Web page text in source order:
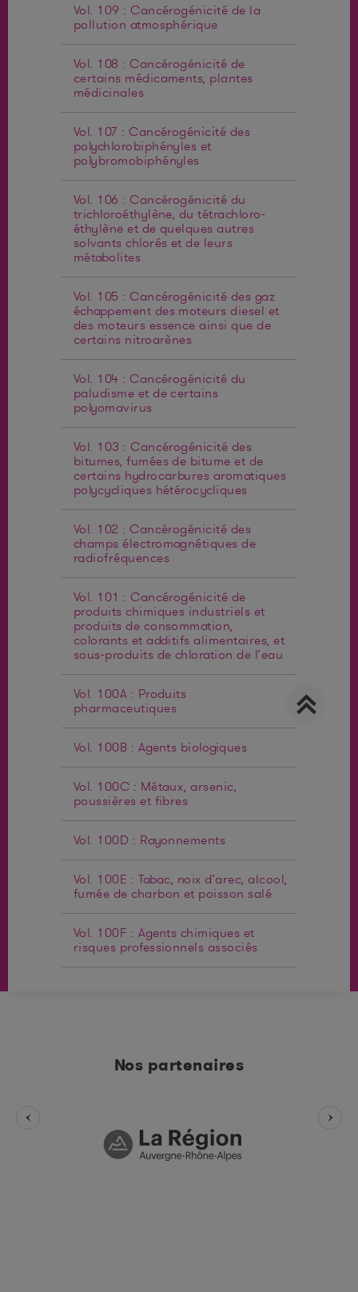
Vol. 109 : Cancérogénicité de la
pollution atmosphérique
Vol. 108 : Cancérogénicité de
certains médicaments, plantes
médicinales
Vol. 107 : Cancérogénicité des
polychlorobiphényles et
polybromobiphényles
Vol. 106 : Cancérogénicité du
trichloroéthylène, du tétrachloro-
éthylène et de quelques autres
solvants chlorés et de leurs
métabolites
Vol. 105 : Cancérogénicité des gaz
échappement des moteurs diesel et
des moteurs essence ainsi que de
certains nitroarènes
Vol. 104 : Cancérogénicité du
paludisme et de certains
polyomavirus
Vol. 103 : Cancérogénicité des
bitumes, fumées de bitume et de
certains hydrocarbures aromatiques
polycycliques hétérocycliques
Vol. 102 : Cancérogénicité des
champs électromagnétiques de
radiofréquences
Vol. 101 : Cancérogénicité de
produits chimiques industriels et
produits de consommation,
colorants et additifs alimentaires, et
sous-produits de chloration de l’eau
Vol. 100A : Produits
pharmaceutiques
Vol. 100B : Agents biologiques
Vol. 100C : Métaux, arsenic,
poussières et fibres
Vol. 100D : Rayonnements
Vol. 100E : Tabac, noix d’arec, alcool,
fumée de charbon et poisson salé
Vol. 100F : Agents chimiques et
risques professionnels associés
Nos partenaires